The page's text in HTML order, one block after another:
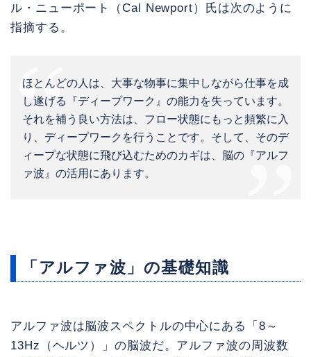
ル・ニューポート（Cal Newport）氏は次のように
指摘する。
ほとんどの人は、大事な物事に集中しながら仕事を成
し遂げる『ディープワーク』の能力を失っています。
それを補う良い方法は、フロー状態にもっと頻繁に入
り、ディープワークを行うことです。そして、そのデ
ィープな状態に飛び込むためのカギは、脳の『アルフ
ァ波』の活用にあります。
「アルファ波」の基礎知識
アルファ波は脳波スペクトルの中心にある「8～
13Hz（ヘルツ）」の脳波だ。アルファ波の周波数